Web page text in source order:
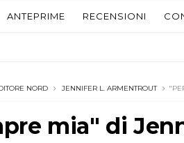
ANTEPRIME RECENSIONI
NORD JENNIFER L. ARMENTROUT
mia" di